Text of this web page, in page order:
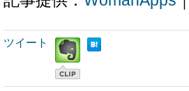
ツイート